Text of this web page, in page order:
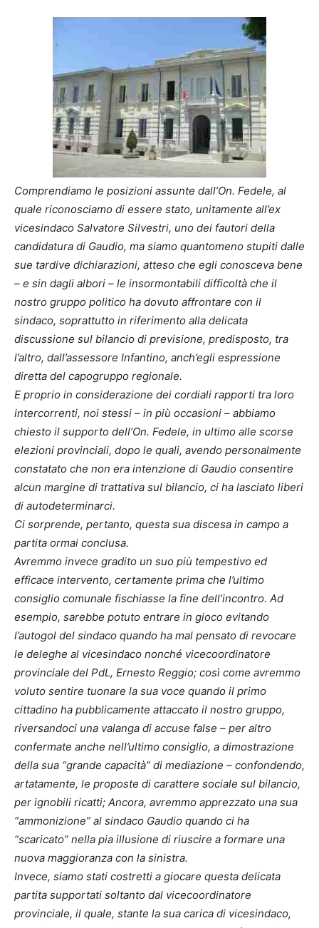
Comprendiamo le posizioni assunte dall’On. Fedele, al
quale riconosciamo di essere stato, unitamente all’ex
vicesindaco Salvatore Silvestri, uno dei fautori della
candidatura di Gaudio, ma siamo quantomeno stupiti dalle
sue tardive dichiarazioni, atteso che egli conosceva bene
– e sin dagli albori – le insormontabili difficoltà che il
nostro gruppo politico ha dovuto affrontare con il
sindaco, soprattutto in riferimento alla delicata
discussione sul bilancio di previsione, predisposto, tra
l’altro, dall’assessore Infantino, anch’egli espressione
diretta del capogruppo regionale.
E proprio in considerazione dei cordiali rapporti tra loro
intercorrenti, noi stessi – in più occasioni – abbiamo
chiesto il supporto dell’On. Fedele, in ultimo alle scorse
elezioni provinciali, dopo le quali, avendo personalmente
constatato che non era intenzione di Gaudio consentire
alcun margine di trattativa sul bilancio, ci ha lasciato liberi
di autodeterminarci.
Ci sorprende, pertanto, questa sua discesa in campo a
partita ormai conclusa.
Avremmo invece gradito un suo più tempestivo ed
efficace intervento, certamente prima che l’ultimo
consiglio comunale fischiasse la fine dell’incontro. Ad
esempio, sarebbe potuto entrare in gioco evitando
l’autogol del sindaco quando ha mal pensato di revocare
le deleghe al vicesindaco nonché vicecoordinatore
provinciale del PdL, Ernesto Reggio; così come avremmo
voluto sentire tuonare la sua voce quando il primo
cittadino ha pubblicamente attaccato il nostro gruppo,
riversandoci una valanga di accuse false – per altro
confermate anche nell’ultimo consiglio, a dimostrazione
della sua “grande capacità” di mediazione – confondendo,
artatamente, le proposte di carattere sociale sul bilancio,
per ignobili ricatti; Ancora, avremmo apprezzato una sua
“ammonizione” al sindaco Gaudio quando ci ha
“scaricato” nella pia illusione di riuscire a formare una
nuova maggioranza con la sinistra.
Invece, siamo stati costretti a giocare questa delicata
partita supportati soltanto dal vicecoordinatore
provinciale, il quale, stante la sua carica di vicesindaco,